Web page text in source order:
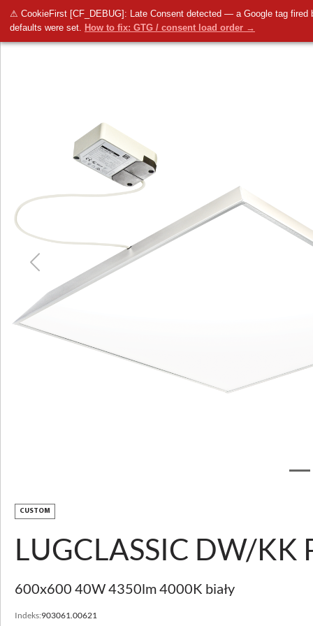
⚠ CookieFirst [CF_DEBUG]: Late Consent detected — a Google tag fired
defaults were set. How to fix: GTG / consent load order →
LUG LUGCLASSIC DW/KK PF LED p/t 600x600 40W 4350lm 4000K biały
Previous
CUSTOM
LUGCLASSIC DW/KK
600x600 40W 4350lm 4000K biały
Indeks:903061.00621
Previous
DO POBRANIA
AKCESORIA